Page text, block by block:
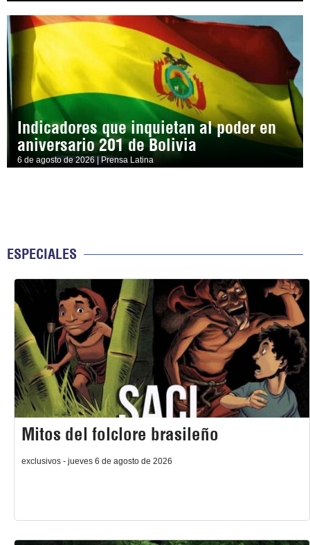
Indicadores que inquietan al poder en
aniversario 201 de Bolivia
6 de agosto de 2026 | Prensa Latina
ESPECIALES
Mitos del folclore brasileño
exclusivos - jueves 6 de agosto de 2026